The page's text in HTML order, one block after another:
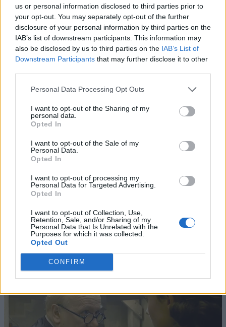
us or personal information disclosed to third parties prior to
your opt-out. You may separately opt-out of the further
disclosure of your personal information by third parties on the
IAB’s list of downstream participants. This information may
also be disclosed by us to third parties on the IAB’s List of
Downstream Participants that may further disclose it to other
Personal Data Processing Opt Outs
I want to opt-out of the Sharing of my
personal data.
Opted In
I want to opt-out of the Sale of my
Personal Data.
Opted In
I want to opt-out of processing my
Personal Data for Targeted Advertising.
Opted In
I want to opt-out of Collection, Use,
Retention, Sale, and/or Sharing of my
Personal Data that Is Unrelated with the
Purposes for which it was collected.
Opted Out
CONFIRM